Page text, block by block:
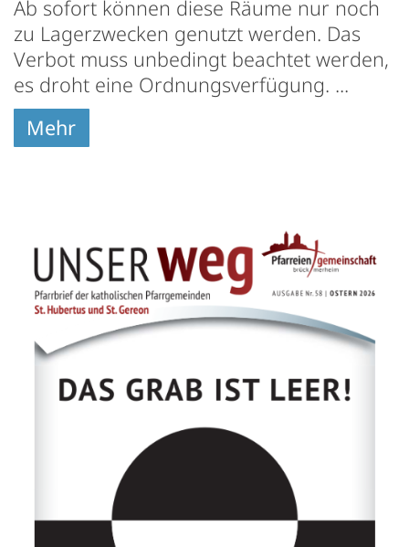
Ab sofort können diese Räume nur noch
zu Lagerzwecken genutzt werden. Das
Verbot muss unbedingt beachtet werden,
es droht eine Ordnungsverfügung. ...
Mehr